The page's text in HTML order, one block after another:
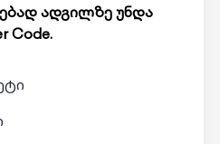
ადგილზე უნდა
Code.